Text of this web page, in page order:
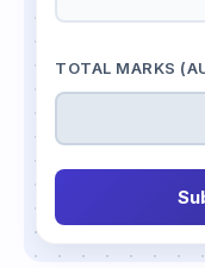
TOTAL MARKS